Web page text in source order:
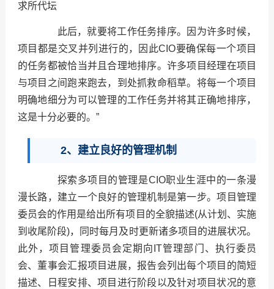
求所代坛
此后，就要将工作任务排序。因为许多时候，
项目都是交叉并列进行的，因此CIO要确保每一个项目
的任务都被恰当并且合理地排序。许多项目经理在项目
与项目之间跑来跑去，到处抓救命稻草。将每一个项目
明确地细分为可以管理的工作任务并将其正确地排序，
这是十分必要的。”
2、建立良好的管理机制
探索多项目的管理是CIO职业生涯中的一条漫
漫长路，建立一个良好的管理机制是第一步。项目管理
委员会的作用是给出所有项目的全貌描述(从计划、实施
到收尾阶段)，同时每月及时更新诸多项目的进展状况。
此外，项目管理委员会定期向IT管理部门、执行委员
会、董事会汇报项目进展，报告会列出每个项目的简短
描述、日程安排、项目进行阶段以及针对项目状况的意